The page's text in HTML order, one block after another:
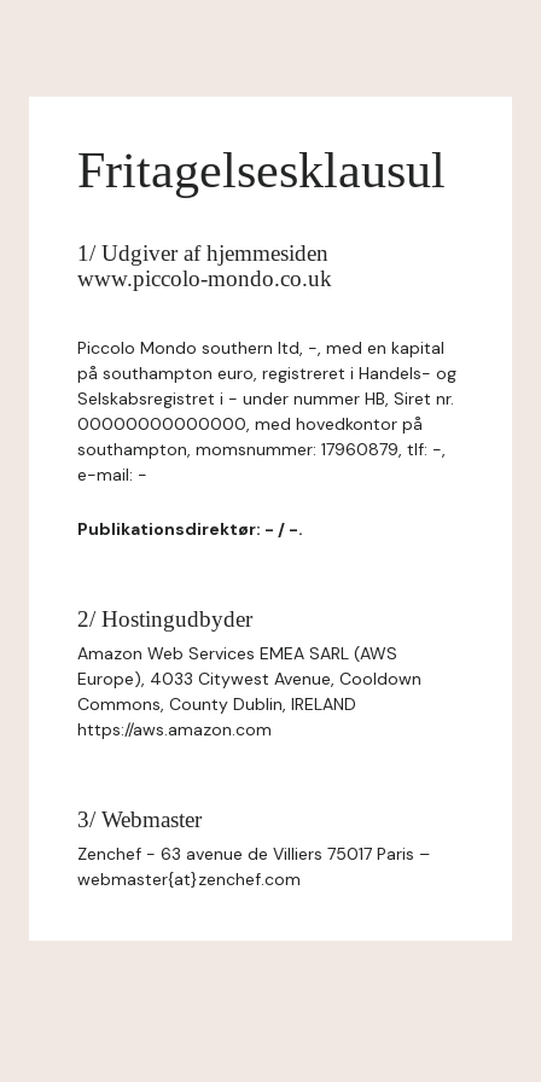
Fritagelsesklausul
1/ Udgiver af hjemmesiden
www.piccolo-mondo.co.uk
Piccolo Mondo southern ltd, -, med en kapital
på southampton euro, registreret i Handels- og
Selskabsregistret i - under nummer HB, Siret nr.
00000000000000, med hovedkontor på
southampton, momsnummer: 17960879, tlf: -,
e-mail: -
Publikationsdirektør: - / -.
2/ Hostingudbyder
Amazon Web Services EMEA SARL (AWS
Europe), 4033 Citywest Avenue, Cooldown
Commons, County Dublin, IRELAND
https://aws.amazon.com
3/ Webmaster
Zenchef - 63 avenue de Villiers 75017 Paris –
webmaster{at}zenchef.com